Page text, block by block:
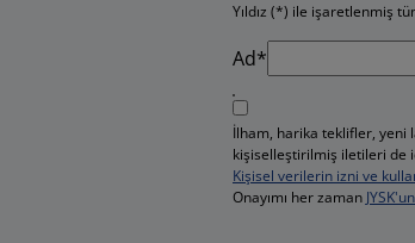
Yıldız (*) ile işaretlenmiş
Ad*
İlham, harika teklifler, yeni
kişiselleştirilmiş iletileri de
Kişisel verilerin izni ve
Onayımı her zaman